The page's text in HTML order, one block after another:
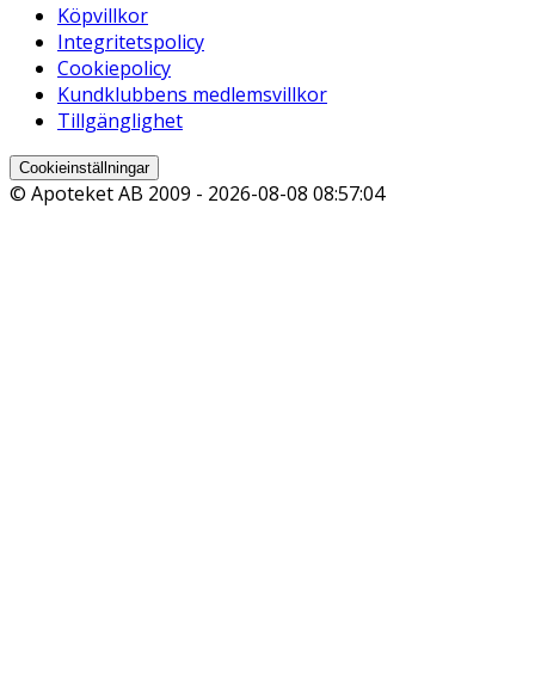
Köpvillkor
Integritetspolicy
Cookiepolicy
Kundklubbens medlemsvillkor
Tillgänglighet
Cookieinställningar
© Apoteket AB 2009 - 2026-08-08 08:57:04